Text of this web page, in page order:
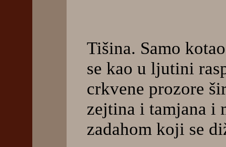
Tišina. Samo
se kao u ljutini
crkvene prozore
zejtina i tamjana i
zadahom koji se